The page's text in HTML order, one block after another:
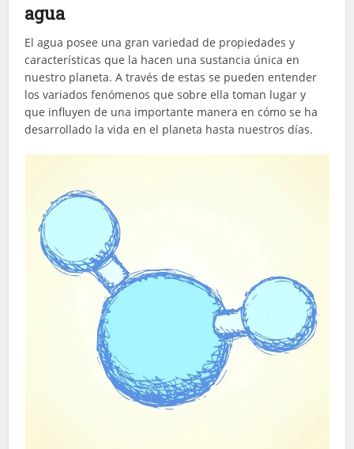
agua
El agua posee una gran variedad de propiedades y
características que la hacen una sustancia única en
nuestro planeta. A través de estas se pueden entender
los variados fenómenos que sobre ella toman lugar y
que influyen de una importante manera en cómo se ha
desarrollado la vida en el planeta hasta nuestros días.